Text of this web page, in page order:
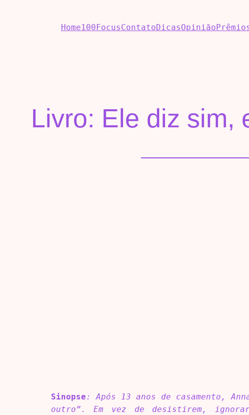
Home100FocusContatoDicasOpinião
Livro: Ele diz sim,
Sinopse: Após 13 anos de casamento,
outro”. Em vez de desistirem,